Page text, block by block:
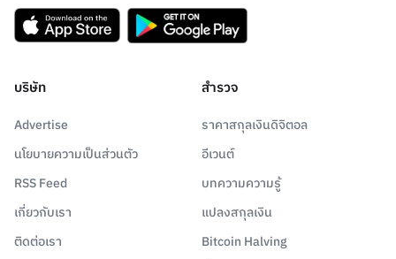
บริษัท
Advertise
นโยบายความเป็นส่วนตัว
RSS Feed
เกี่ยวกับเรา
ติดต่อเรา
สำรวจ
ราคาสกุลเงินดิจิตอล
อีเวนต์
บทความความรู้
แปลงสกุลเงิน
Bitcoin Halving